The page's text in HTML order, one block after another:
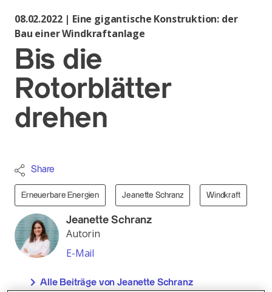
08.02.2022 | Eine gigantische Konstruktion: der
Bau einer Windkraftanlage
Bis die
Rotorblätter
drehen
Share
Erneuerbare Energien Jeanette Schranz Windkraft
Jeanette Schranz
Autorin
E-Mail
Alle Beiträge von Jeanette Schranz